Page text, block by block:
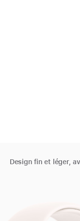
Design fin et léger,